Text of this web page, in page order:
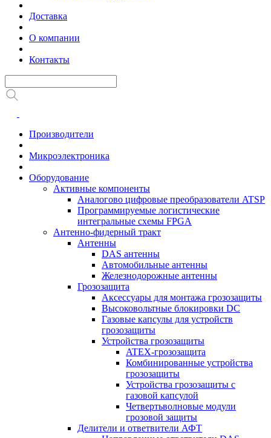
Доставка
О компании
Контакты
Производители
Микроэлектроника
Оборудование
Активные компоненты
Аналогово цифровые преобразователи ATSP
Программируемые логистические
интегральные схемы FPGA
Антенно-фидерный тракт
Антенны
DAS антенны
Автомобильные антенны
Железнодорожные антенны
Грозозащита
Аксессуары для монтажа грозозащиты
Высоковольтные блокировки DC
Газовые капсулы для устройств
грозозащиты
Устройства грозозащиты
ATEX-грозозащита
Комбинированные устройства
грозозащиты
Устройства грозозащиты с
газовой капсулой
Четвертьволновые модули
грозовой защиты
Делители и ответвители АФТ